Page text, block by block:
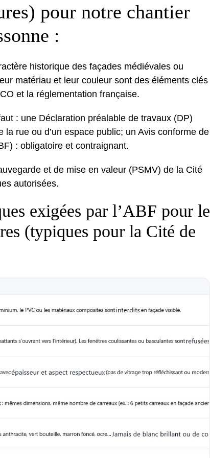
pour notre chantier
:
historique des façades médiévales ou
matériau et leur couleur sont des éléments clés
et la réglementation française.
: une Déclaration préalable de travaux (DP)
rue ou d’un espace public; un Avis conforme de
: obligatoire et contraignant.
et de mise en valeur (PSMV) de la Cité
autorisées.
exigées par l’ABF pour le
(typiques pour la Cité de